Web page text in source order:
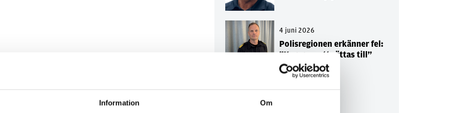
Information Om
4 juni 2026
Polisregionen erkänner fel:
”Kommer att rättas till”